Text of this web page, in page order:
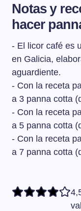
Notas y
hacer
- El licor café es
en Galicia,
aguardiente.
- Con la receta
a 3 panna cotta
- Con la receta
a 5 panna cotta
- Con la receta
a 7 panna cotta